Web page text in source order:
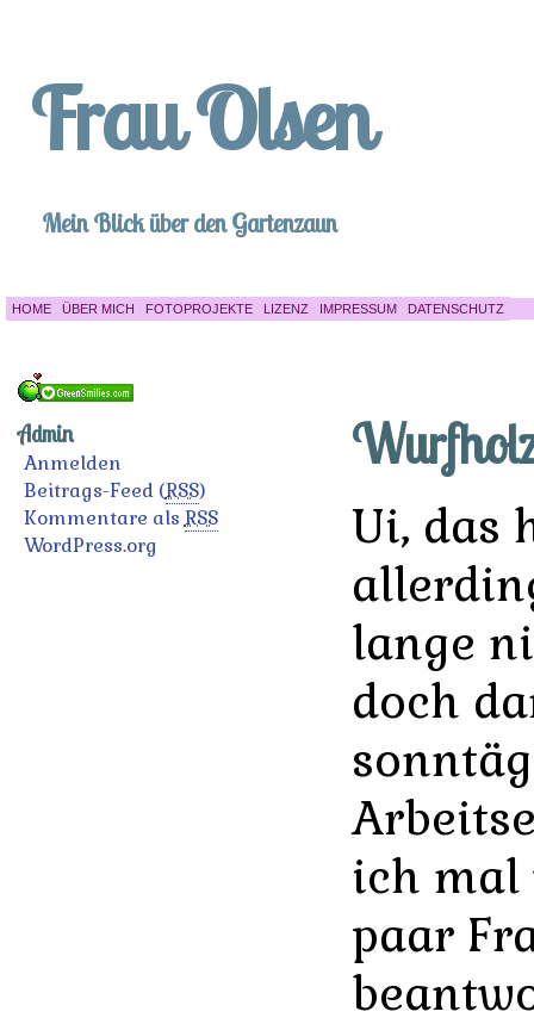
Frau Olsen
Mein Blick über den Gartenzaun
HOME ÜBER MICH FOTOPROJEKTE LIZENZ IMPRESSUM DATENSCHUTZ
Admin
Anmelden
Beitrags-Feed (RSS)
Kommentare als RSS
WordPress.org
Ui, das
lange
doch
ich mal
paar